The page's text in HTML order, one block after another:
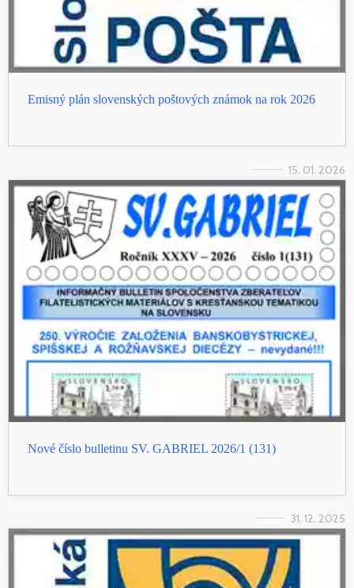
Emisný plán slovenských poštových známok na rok 2026
15. 01. 2026
Nové číslo bulletinu SV. GABRIEL 2026/1 (131)
31. 12. 2025